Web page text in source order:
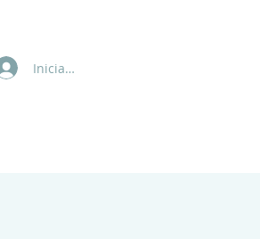
Iniciar sesión